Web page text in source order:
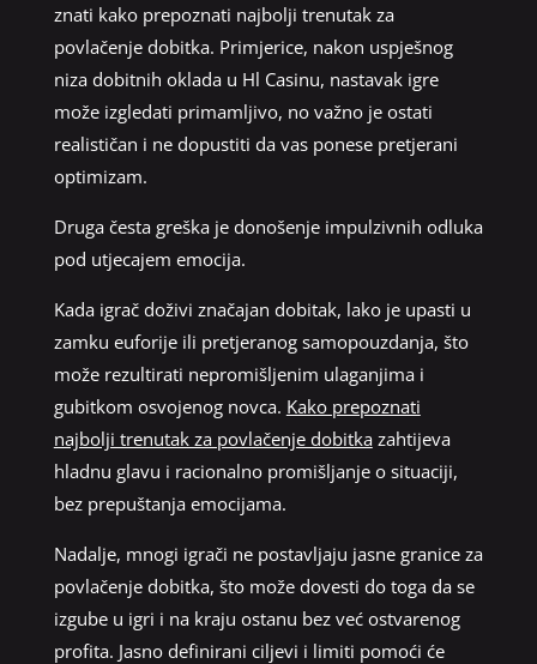
znati kako prepoznati najbolji trenutak za
povlačenje dobitka. Primjerice, nakon uspješnog
niza dobitnih oklada u Hl Casinu, nastavak igre
može izgledati primamljivo, no važno je ostati
realističan i ne dopustiti da vas ponese pretjerani
optimizam.
Druga česta greška je donošenje impulzivnih odluka
pod utjecajem emocija.
Kada igrač doživi značajan dobitak, lako je upasti u
zamku euforije ili pretjeranog samopouzdanja, što
može rezultirati nepromišljenim ulaganjima i
gubitkom osvojenog novca. Kako prepoznati
najbolji trenutak za povlačenje dobitkazahtijeva
hladnu glavu i racionalno promišljanje o situaciji,
bez prepuštanja emocijama.
Nadalje, mnogi igrači ne postavljaju jasne granice za
povlačenje dobitka, što može dovesti do toga da se
izgube u igri i na kraju ostanu bez već ostvarenog
profita. Jasno definirani ciljevi i limiti pomoći će